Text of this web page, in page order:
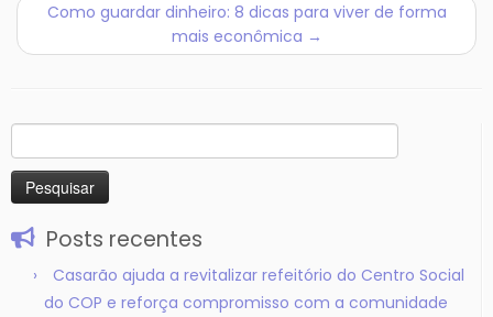
Como guardar dinheiro: 8 dicas para viver de forma
mais econômica →
por:
Posts recentes
Casarão ajuda a revitalizar refeitório do Centro Social
do COP e reforça compromisso com a comunidade